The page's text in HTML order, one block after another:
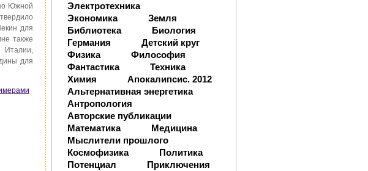
Южной
для
также
для
Электротехника
Экономика
Земля
Библиотека
Биология
Германия
Детский круг
Физика
Философия
Фантастика
Техника
Химия
Апокалипсис. 2012
Альтернативная энергетика
Антропология
Авторские публикации
Математика
Медицина
Мыслители прошлого
Космофизика
Политика
Потенциал
Приключения